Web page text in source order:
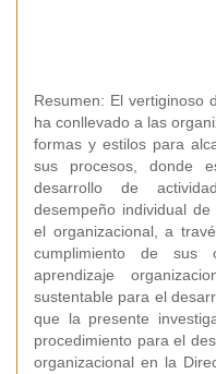
Resumen: El vertiginoso
ha conllevado a las
formas y estilos para
sus procesos, donde
desarrollo de
desempeño individual
el organizacional, a
cumplimiento de sus
aprendizaje
sustentable para el
que la presente
procedimiento para el
organizacional en la